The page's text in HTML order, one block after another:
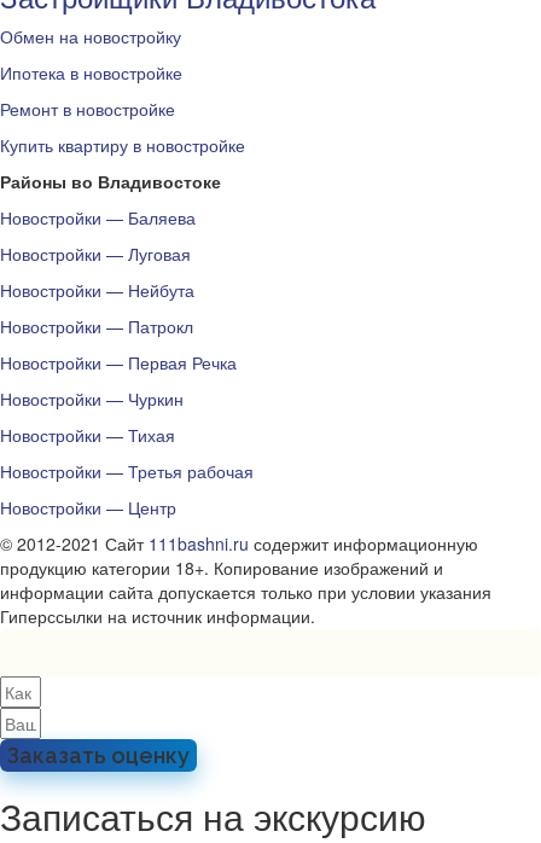
Обмен на новостройку
Ипотека в новостройке
Ремонт в новостройке
Купить квартиру в новостройке
Районы во Владивостоке
Новостройки — Баляева
Новостройки — Луговая
Новостройки — Нейбута
Новостройки — Патрокл
Новостройки — Первая Речка
Новостройки — Чуркин
Новостройки — Тихая
Новостройки — Третья рабочая
Новостройки — Центр
© 2012-2021 Сайт 111bashni.ru содержит информационную
продукцию категории 18+. Копирование изображений и
информации сайта допускается только при условии указания
Гиперссылки на источник информации.
Заказать оценку
Записаться на экскурсию